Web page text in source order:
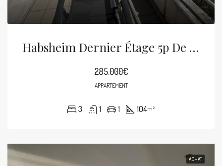
Habsheim Dernier Étage 5p De 104m²
285.000€
APPARTEMENT
3 1 1 104m²
ACHAT